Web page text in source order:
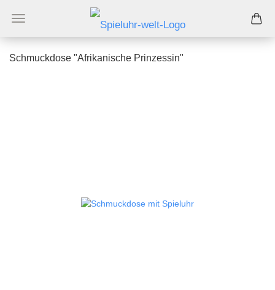
Schmuckdose "Afrikanische Prinzessin"